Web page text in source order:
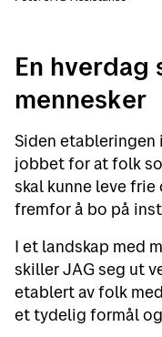
En hverdag
mennesker
Siden etableringen
jobbet for at folk
skal kunne leve
fremfor å bo på
I et landskap med
skiller JAG seg ut
etablert av folk
et tydelig formål